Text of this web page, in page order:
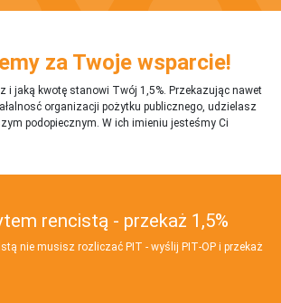
za Twoje wsparcie!
i jaką kwotę stanowi Twój 1,5%. Przekazując nawet
organizacji pożytku publicznego, udzielasz
podopiecznym. W ich imieniu jesteśmy Ci
rencistą - przekaż 1,5%
nie musisz rozliczać PIT - wyślij PIT‑OP i przekaż